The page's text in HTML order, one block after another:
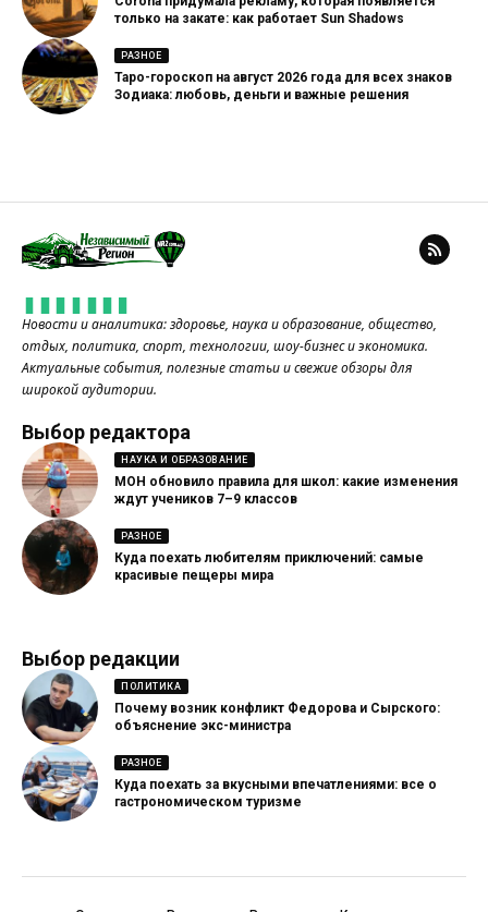
только на закате: как работает Sun Shadows
РАЗНОЕ
Таро-гороскоп на август 2026 года для всех знаков
Зодиака: любовь, деньги и важные решения
Новости и аналитика: здоровье, наука и образование, общество,
отдых, политика, спорт, технологии, шоу-бизнес и экономика.
Актуальные события, полезные статьи и свежие обзоры для
широкой аудитории.
Выбор редактора
НАУКА И ОБРАЗОВАНИЕ
МОН обновило правила для школ: какие изменения
ждут учеников 7–9 классов
РАЗНОЕ
Куда поехать любителям приключений: самые
красивые пещеры мира
Выбор редакции
ПОЛИТИКА
Почему возник конфликт Федорова и Сырского:
объяснение экс-министра
РАЗНОЕ
Куда поехать за вкусными впечатлениями: все о
гастрономическом туризме